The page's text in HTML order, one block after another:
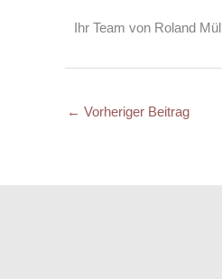
Ihr Team von Roland
← Vorheriger Beitrag